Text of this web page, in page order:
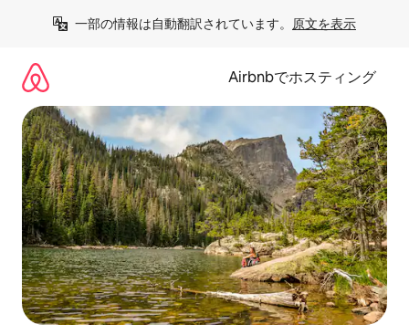
一部の情報は自動翻訳されています。 原文を表示
Airbnbでホスティング